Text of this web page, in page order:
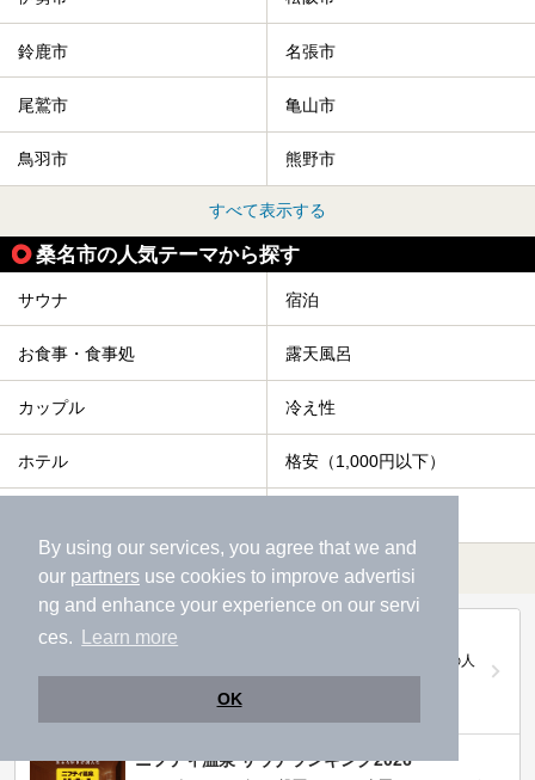
By using our services, you agree that we and
our partners use cookies to improve advertisi
ng and enhance your experience on our servi
ces.
Learn more
OK
鈴鹿市 名張市
尾鷲市 亀山市
鳥羽市 熊野市
すべて表示する
桑名市の人気テーマから探す
サウナ 宿泊
お食事・食事処 露天風呂
カップル 冷え性
ホテル 格安（1,000円以下）
すべて表示する
第20回ニフティ温泉年間ランキング2025
全国約2.2万件の中から頂点に選ばれた、2025年の人
気施設は…
ニフティ温泉 サウナランキング2026